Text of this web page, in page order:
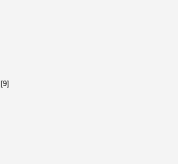
[9]